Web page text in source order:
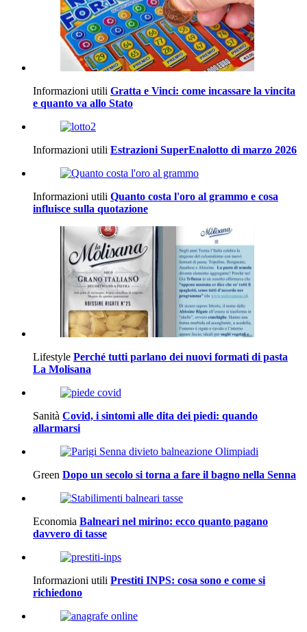
Informazioni utili Gratta e Vinci: come incassare la vincita
e quanto va allo Stato
Informazioni utili Estrazioni SuperEnalotto di marzo 2026
Informazioni utili Quanto costa l'oro al grammo e cosa
influisce sulla quotazione
Lifestyle Perché tutti parlano dei nuovi formati di pasta
La Molisana
Sanità Covid, i sintomi alle dita dei piedi: quando
allarmarsi
Green Dopo un secolo si torna a fare il bagno nella Senna
Economia Balneari nel mirino: ecco quanto pagano
davvero di tasse
Informazioni utili Prestiti INPS: cosa sono e come si
richiedono